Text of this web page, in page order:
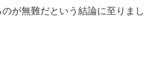
が無難だという結論に至りまし